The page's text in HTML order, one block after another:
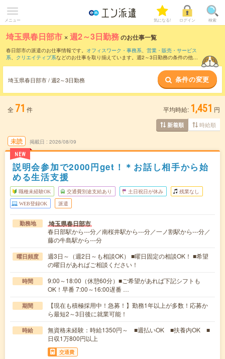
メニュー 気になる! ログイン 検索
埼玉県春日部市 ×週2～3日勤務のお仕事一覧
春日部市の派遣のお仕事情報です。 オフィスワーク・事務系、 営業・販売・サービス
系、 クリエイティブ系などのお仕事を取り揃えています。週2～3日勤務の条件の他
埼玉県春日部市 / 週2～3日勤務 条件の変更
全 71 件 平均時給: 1,451 円
新着順 時給順
未読
NEW
掲載日 2026/08/09
説明会参加で2000円get！＊お話し相手から始
める生活支援
職種未経験OK 交通費別途支給あり 土日祝日が休み 残業なし
WEB登録OK 派遣
勤務地 埼玉県春日部市
春日部駅から---分／南桜井駅から---分／一ノ割駅から---分／
藤の牛島駅から---分
曜日頻度
週3日～（週2日～も相談OK） ■曜日固定の相談OK！ ■希望
の曜日があればご相談ください！
時間
9:00～18:00（休憩60分）■ご希望があれば下記シフトも
OK！早番 7:00～16:00遅番 …
期間
【現在も積極採用中！急募！】勤務1年以上が多数！応募か
ら最短2～3日後に就業可能！
時給
無資格未経験：時給1350円～ ■週払いOK ■扶養内OK ■
日収1万800円以上
交通費